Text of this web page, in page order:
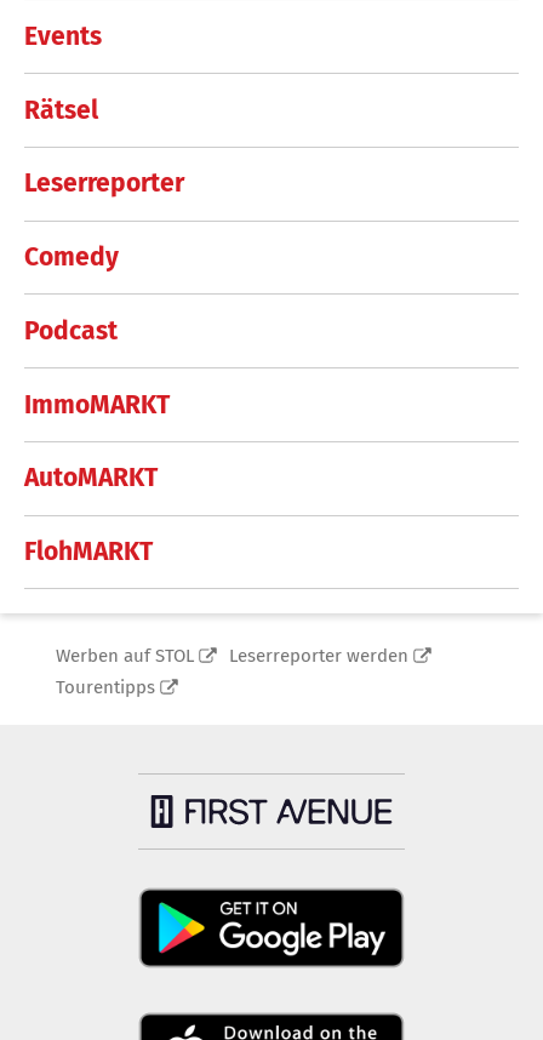
Events
Rätsel
Leserreporter
Comedy
Podcast
ImmoMARKT
AutoMARKT
FlohMARKT
Werben auf STOL
Leserreporter werden
Tourentipps